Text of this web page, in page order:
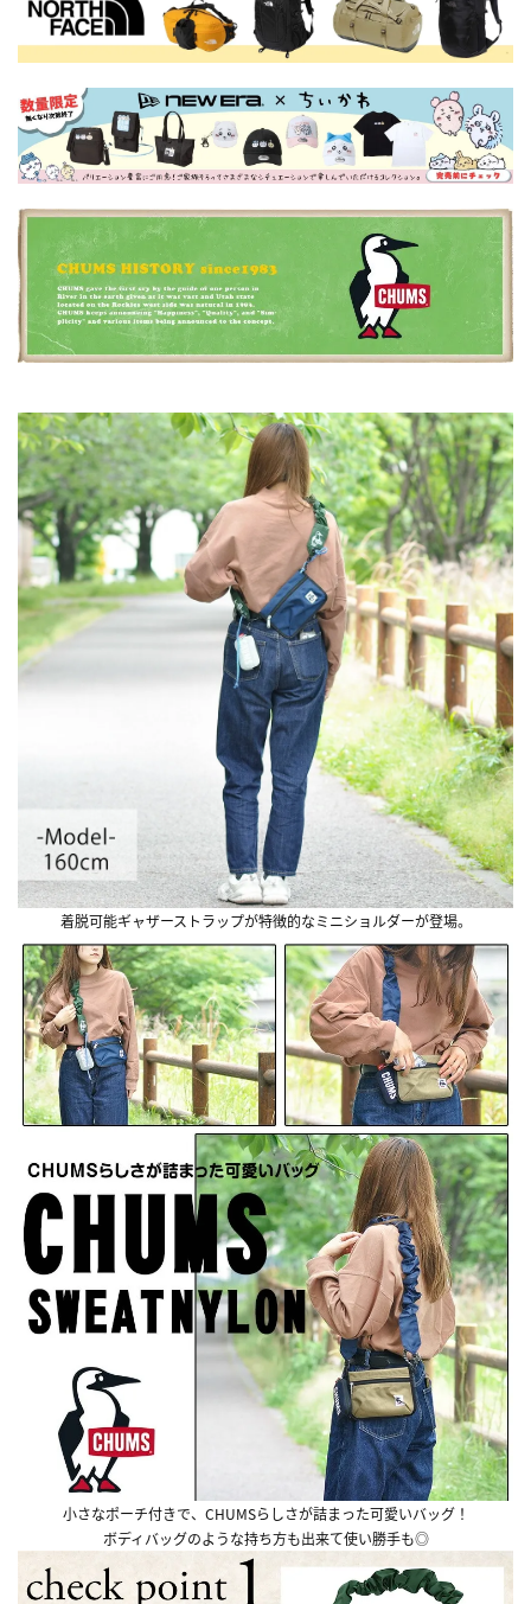
着脱可能ギャザーストラップが特徴的なミニショルダーが登場。
小さなポーチ付きで、CHUMSらしさが詰まった可愛いバッグ！
ボディバッグのような持ち方も出来て使い勝手も◎